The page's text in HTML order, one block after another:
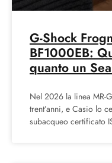
G-Shock
BF1000EB:
quanto un
Nel 2026 la linea MR-
trent’anni, e Casio lo
subacqueo certificato